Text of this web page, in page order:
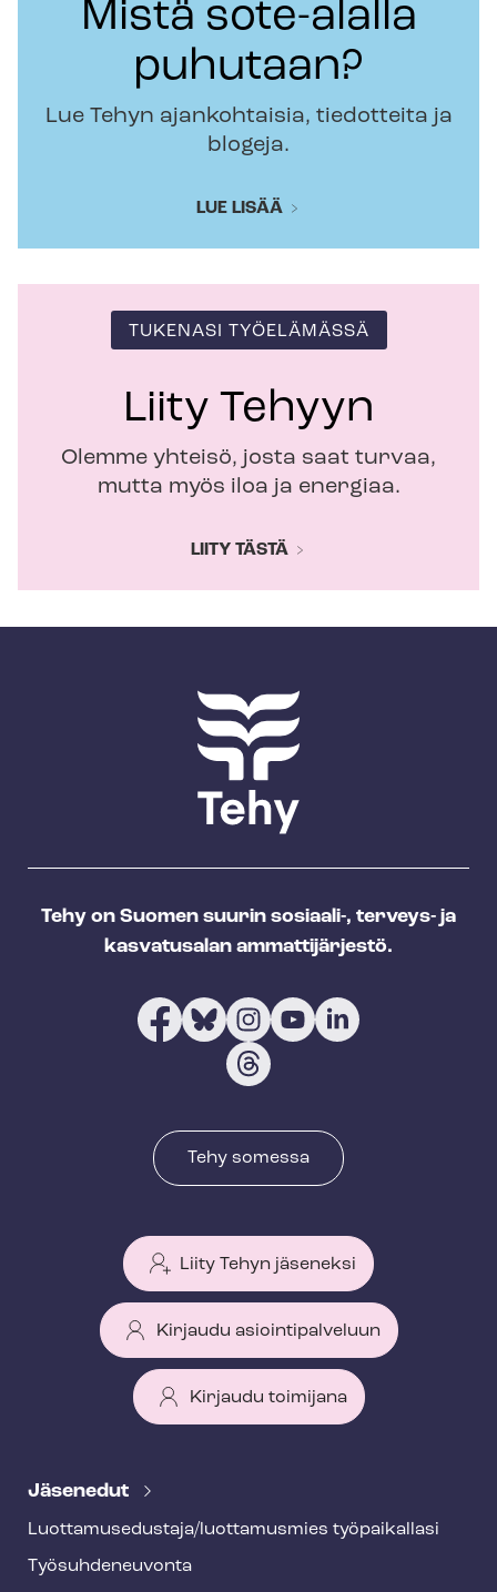
Mistä sote-alalla
puhutaan?
Lue Tehyn ajankohtaisia, tiedotteita ja
blogeja.
LUE LISÄÄ
TUKENASI TYÖELÄMÄSSÄ
Liity Tehyyn
Olemme yhteisö, josta saat turvaa,
mutta myös iloa ja energiaa.
LIITY TÄSTÄ
Tehy on Suomen suurin sosiaali-, terveys- ja
kasvatusalan ammattijärjestö.
Tehy somessa
Liity Tehyn jäseneksi
Kirjaudu asiointipalveluun
Kirjaudu toimijana
e
f
Jäsenedut
Luot­ta­muse­dus­ta­ja/luottamusmies työpaikallasi
Työ­suh­de­neu­von­ta